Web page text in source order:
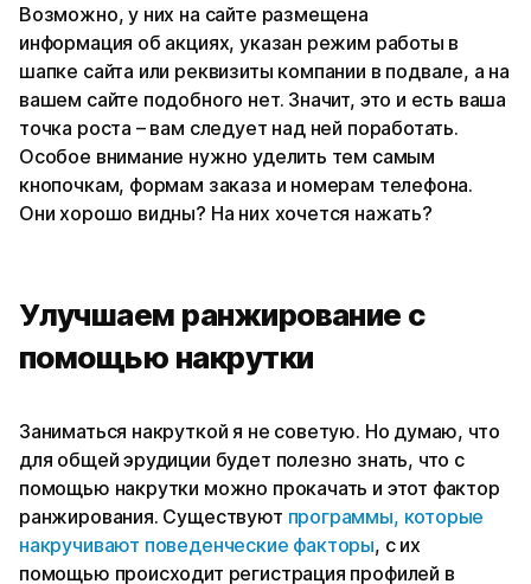
Возможно, у них на сайте размещена
информация об акциях, указан режим работы в
шапке сайта или реквизиты компании в подвале, а на
вашем сайте подобного нет. Значит, это и есть ваша
точка роста – вам следует над ней поработать.
Особое внимание нужно уделить тем самым
кнопочкам, формам заказа и номерам телефона.
Они хорошо видны? На них хочется нажать?
Улучшаем ранжирование с
помощью накрутки
Заниматься накруткой я не советую. Но думаю, что
для общей эрудиции будет полезно знать, что с
помощью накрутки можно прокачать и этот фактор
ранжирования. Существуют программы, которые
накручивают поведенческие факторы, с их
помощью происходит регистрация профилей в